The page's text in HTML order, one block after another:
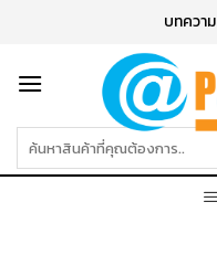
บทความ